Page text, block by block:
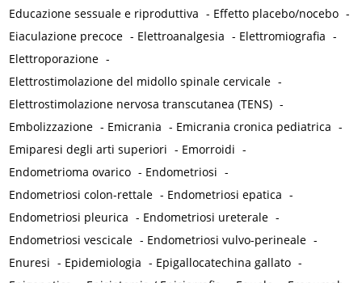
Educazione sessuale e riproduttiva - Effetto placebo/nocebo -
Eiaculazione precoce - Elettroanalgesia - Elettromiografia -
Elettroporazione -
Elettrostimolazione del midollo spinale cervicale -
Elettrostimolazione nervosa transcutanea (TENS) -
Embolizzazione - Emicrania - Emicrania cronica pediatrica -
Emiparesi degli arti superiori - Emorroidi -
Endometrioma ovarico - Endometriosi -
Endometriosi colon-rettale - Endometriosi epatica -
Endometriosi pleurica - Endometriosi ureterale -
Endometriosi vescicale - Endometriosi vulvo-perineale -
Enuresi - Epidemiologia - Epigallocatechina gallato -